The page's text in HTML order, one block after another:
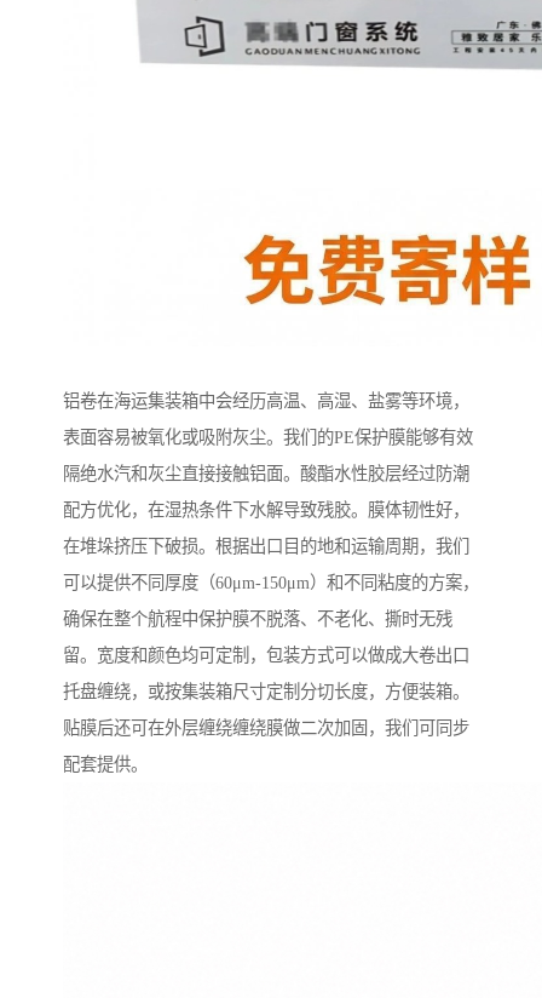
铝卷在海运集装箱中会经历高温、高湿、盐雾等环境，
表面容易被氧化或吸附灰尘。我们的PE保护膜能够有效
隔绝水汽和灰尘直接接触铝面。酸酯水性胶层经过防潮
配方优化，在湿热条件下水解导致残胶。膜体韧性好，
在堆垛挤压下破损。根据出口目的地和运输周期，我们
可以提供不同厚度（60μm-150μm）和不同粘度的方案，
确保在整个航程中保护膜不脱落、不老化、撕时无残
留。宽度和颜色均可定制，包装方式可以做成大卷出口
托盘缠绕，或按集装箱尺寸定制分切长度，方便装箱。
贴膜后还可在外层缠绕缠绕膜做二次加固，我们可同步
配套提供。